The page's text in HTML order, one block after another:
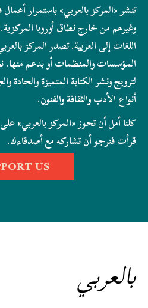
تنشر «المركز بالعربي» باستمرار
وغيرهم من خارج نطاق أوروبا
اللغات إلى العربية. تصدر المركز
المؤسسات والمنظمات أو بدعم
لترويج ونشر الكتابة المتميزة والحادة
أنواع الأدب والثقافة والفنون.
كلنا أمل أن تحوز «المركز بالعربي»
قرأت فنرجو أن تشاركه مع أصدقاءك.
US
بالعربي